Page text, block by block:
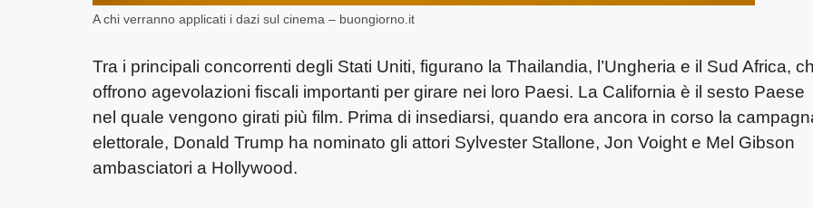
A chi verranno applicati i dazi sul cinema – buongiorno.it
Tra i principali concorrenti degli Stati Uniti, figurano la Thailandia, l’Ungheria e il Sud Africa,
offrono agevolazioni fiscali importanti per girare nei loro Paesi. La California è il sesto Paese
nel quale vengono girati più film. Prima di insediarsi, quando era ancora in corso la
elettorale, Donald Trump ha nominato gli attori Sylvester Stallone, Jon Voight e Mel Gibson
ambasciatori a Hollywood.